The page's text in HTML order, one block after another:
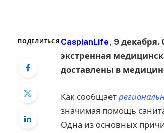
ПОДЕЛИТЬСЯ CaspianLife, 9 декабря.
экстренная
доставлены в
Как сообщает
значимая помощь
Одна из основных